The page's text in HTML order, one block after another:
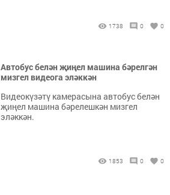
1738 0 0
Автобус белән җиңел машина бәрелгән
мизгел видеога эләккән
Видеокүзәтү камерасына автобус белән
җиңел машина бәрелешкән мизгел
эләккән.
1853 0 0